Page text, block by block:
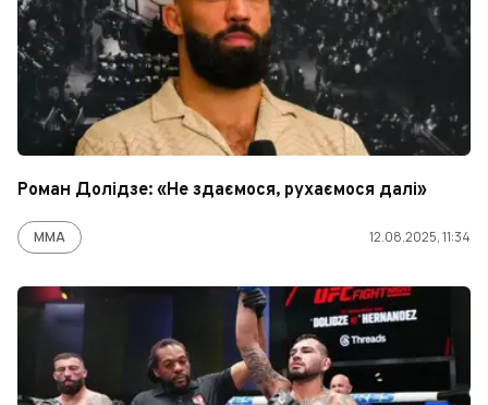
Роман Долідзе: «Не здаємося, рухаємося далі»
ММА 12.08.2025, 11:34